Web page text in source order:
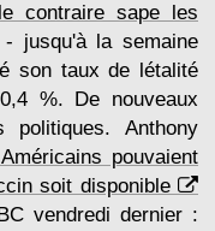
contraire sape les
- jusqu'à la semaine
son taux de létalité
%. De nouveaux
politiques. Anthony
pouvaient
soit disponible
vendredi dernier :